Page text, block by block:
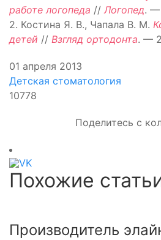
работе логопеда //Логопед. —
2. Костина Я. В., Чапала В. М.
детей // Взгляд ортодонта. —
01 апреля 2013
Детская стоматология
10778
Поделитесь с
Похожие
Производитель